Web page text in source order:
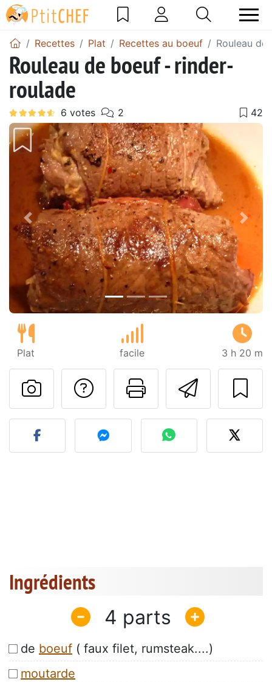
Recettes Plat Recettes au boeuf Rouleau
Rouleau de boeuf - rinder-
roulade
Précédent
Plat facile 3 h 20 m
Imprimer
Poser une
Publier votre photo de
Ingrédients
4
de boeuf ( faux filet, rumsteak....)
moutarde